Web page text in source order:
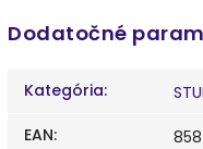
Dodatočné
Kategória:
EAN: